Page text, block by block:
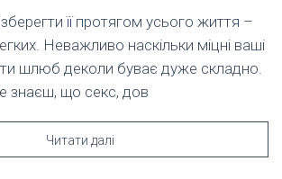
її протягом усього життя –
Неважливо наскільки міцні ваші
шлюб деколи буває дуже складно.
знаєш, що секс, дов
Читати далі